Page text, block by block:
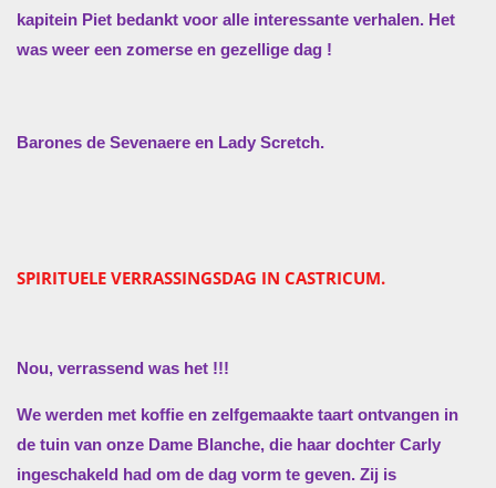
kapitein Piet bedankt voor alle interessante verhalen. Het
was weer een zomerse en gezellige dag !
Barones de Sevenaere en Lady Scretch.
SPIRITUELE VERRASSINGSDAG IN CASTRICUM.
Nou, verrassend was het !!!
We werden met koffie en zelfgemaakte taart ontvangen in
de tuin van onze Dame Blanche, die haar dochter Carly
ingeschakeld had om de dag vorm te geven. Zij is